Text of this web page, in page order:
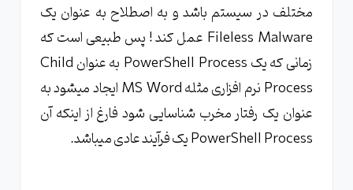
مختلف در سیستم باشد و به اصطلاح به عنوان یک
Fileless Malware عمل کند ! پس طبیعی است که
زمانی که یک PowerShell Process به عنوان Child
Process نرم افزاری مثله MS Word ایجاد میشود به
عنوان یک رفتار مخرب شناسایی شود فارغ از اینکه آن
PowerShell Process یک فرآیند عادی میباشد.